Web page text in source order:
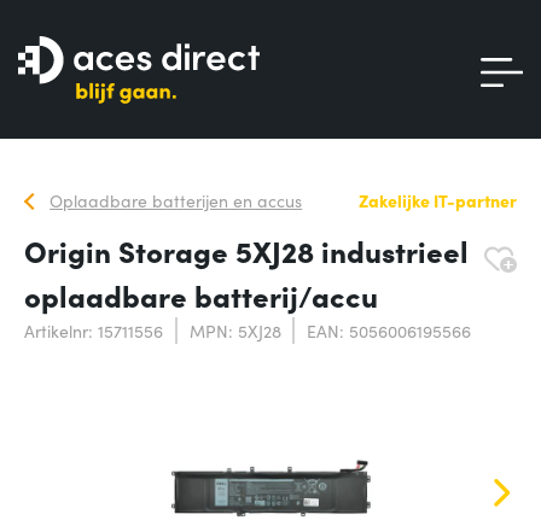
Oplaadbare batterijen en accus Zakelijke IT-partner
Origin Storage 5XJ28 industrieel
oplaadbare batterij/accu
Artikelnr: 15711556 MPN: 5XJ28 EAN: 5056006195566